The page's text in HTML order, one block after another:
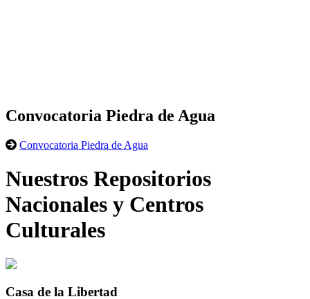
Convocatoria Piedra de Agua
Convocatoria Piedra de Agua
Nuestros Repositorios
Nacionales y Centros
Culturales
Casa de la Libertad